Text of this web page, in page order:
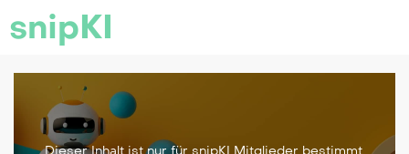
snipKI
Dieser Inhalt ist nur für snipKI Mitglieder bestimmt.